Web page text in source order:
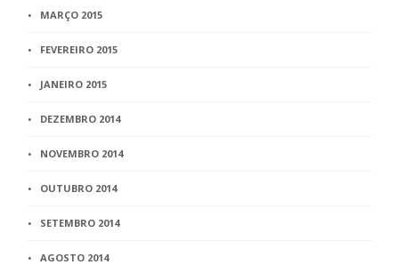
MARÇO 2015
FEVEREIRO 2015
JANEIRO 2015
DEZEMBRO 2014
NOVEMBRO 2014
OUTUBRO 2014
SETEMBRO 2014
AGOSTO 2014